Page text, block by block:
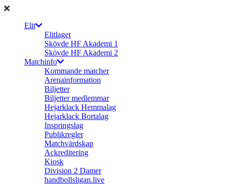
Elit
Elitlaget
Skövde HF Akademi 1
Skövde HF Akademi 2
Matchinfo
Kommande matcher
Arenainformation
Biljetter
Biljetter medlemmar
Hejarklack Hemmalag
Hejarklack Bortalag
Inspringslag
Publikregler
Matchvärdskap
Ackreditering
Kiosk
Division 2 Damer
handbollsligan.live